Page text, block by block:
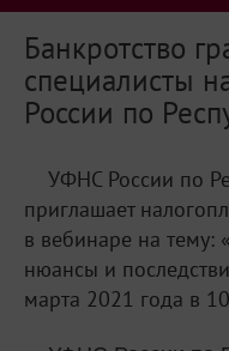
Банкротство
специалисты
России по
УФНС России по
приглашает
в вебинаре на тему:
нюансы и
марта 2021 года в